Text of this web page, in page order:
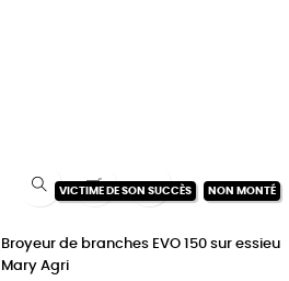
VICTIME DE SON SUCCÈS NON MONTÉ

Broyeur de branches EVO 150 sur essieu
Mary Agri